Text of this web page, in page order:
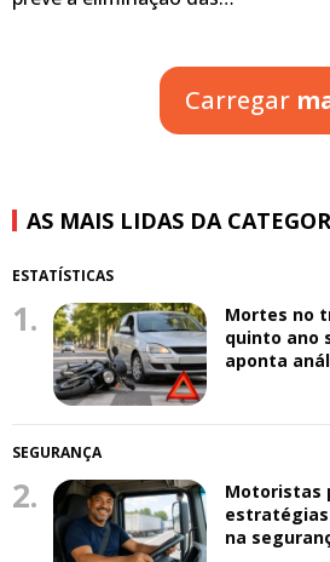
Carregar
AS MAIS LIDAS DA
ESTATÍSTICAS
1.
Mortes no
quinto ano
aponta
SEGURANÇA
2.
Motoristas
na